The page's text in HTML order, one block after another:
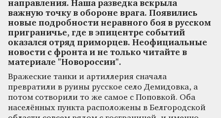
направления. Наша разведка вскрыла
важную точку в обороне врага. Появились
новые подробности неравного боя в русском
приграничье, где в эпицентре событий
оказался отряд приморцев. Неофициальные
новости с фронта и не только читайте в
материале "Новороссии".
Вражеские танки и артиллерия сначала
превратили в руины русское село Демидовка, а
потом сотворили то же самое с Поповкой. Оба
населённых пункта расположены в Белгородской